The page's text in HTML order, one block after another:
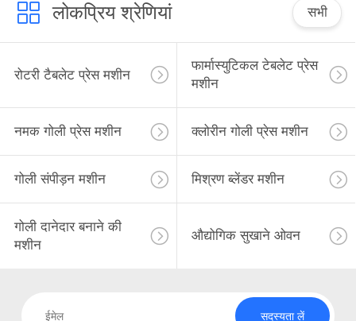
लोकप्रिय श्रेणियां सभी
रोटरी टैबलेट प्रेस मशीन
फार्मास्युटिकल टेबलेट प्रेस
मशीन
नमक गोली प्रेस मशीन क्लोरीन गोली प्रेस मशीन
गोली संपीड़न मशीन मिश्रण ब्लेंडर मशीन
गोली दानेदार बनाने की
मशीन
औद्योगिक सुखाने ओवन
सदस्यता लें